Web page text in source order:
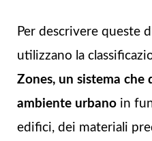
Per descrivere queste
utilizzano la
Zones, un sistema
ambiente urbano in
edifici, dei materiali